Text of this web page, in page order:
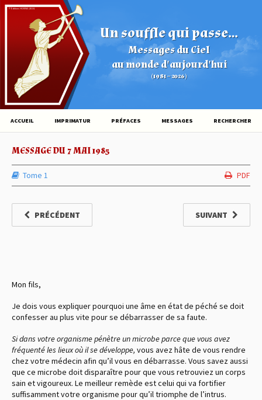
Un souffle qui passe...
Messages du Ciel
au monde d'aujourd'hui
(1981 – 2026)
© Éditions HOVINE (2026)
ACCUEIL IMPRIMATUR PRÉFACES MESSAGES RECHERCHER
MESSAGE DU 7 MAI 1985
Tome 1 PDF
PRÉCÉDENT SUIVANT
Mon fils,
Je dois vous expliquer pourquoi une âme en état de péché se doit
confesser au plus vite pour se débarrasser de sa faute.
Si dans votre organisme pénètre un microbe parce que vous avez
fréquenté les lieux où il se développe, vous avez hâte de vous rendre
chez votre médecin afin qu’il vous en débarrasse. Vous savez aussi
que ce microbe doit disparaître pour que vous retrouviez un corps
sain et vigoureux. Le meilleur remède est celui qui va fortifier
suffisamment votre organisme pour qu’il triomphe de l’intrus.